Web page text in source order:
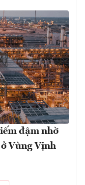
đậm nhờ
Vùng Vịnh